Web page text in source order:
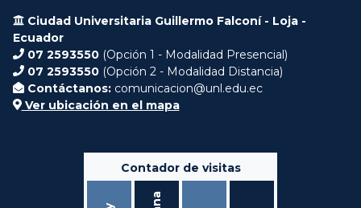
Ciudad Universitaria Guillermo Falconí - Loja -
Ecuador
07 2593550 (Opción 1 - Modalidad Presencial)
07 2593550 (Opción 2 - Modalidad Distancia)
Contáctanos: comunicacion@unl.edu.ec
Ver ubicación en el mapa
Contador de visitas